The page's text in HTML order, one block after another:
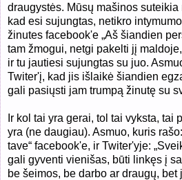
draugystės. Mūsų mašinos
kad esi sujungtas, netikro
žinutes facebook'e „Aš šiandien
tam žmogui, netgi pakelti jį
ir tu jautiesi sujungtas su juo.
Twiter'į, kad jis išlaikė šiandien
gali pasiųsti jam trumpą žinutę su
Ir kol tai yra gerai, tol tai vyksta, tai
yra (ne daugiau). Asmuo, kuris
tave“ facebook'e, ir Twiter'yje:
gali gyventi vienišas, būti linkęs į
be šeimos, be darbo ar draugų, bet